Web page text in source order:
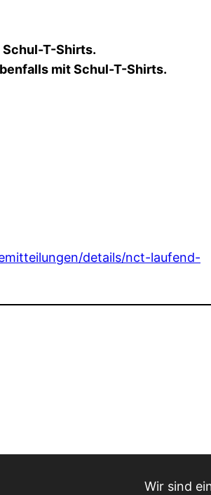
T-Shirts.
mit Schul-T-Shirts.
details/nct-laufend-
Wir sind